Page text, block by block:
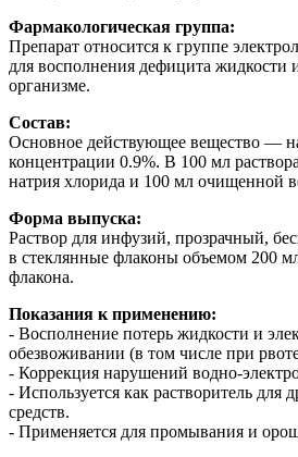
Фармакологическая группа:
Препарат относится к группе
для восполнения дефицита жидкости
организме.
Состав:
Основное действующее вещество —
концентрации 0.9%. В 100 мл
натрия хлорида и 100 мл очищенной
Форма выпуска:
Раствор для инфузий, прозрачный,
в стеклянные флаконы объемом 200
флакона.
Показания к применению:
- Восполнение потерь жидкости и
обезвоживании (в том числе при
- Коррекция нарушений водно-
- Используется как растворитель для
средств.
- Применяется для промывания и